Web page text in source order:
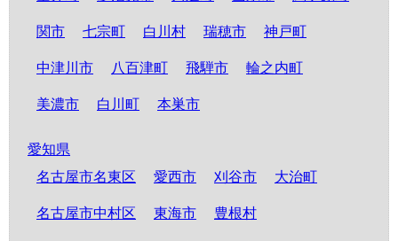
関市 七宗町 白川村 瑞穂市 神戸町
中津川市 八百津町 飛騨市 輪之内町
美濃市 白川町 本巣市
愛知県
名古屋市名東区
愛西市 刈谷市 大治町
名古屋市中村区 東海市 豊根村